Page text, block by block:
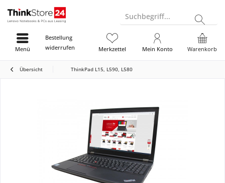
Suchbegriff...
Bestellung
widerrufen
Warenkorb
Merkzettel Mein Konto
Menü
Übersicht ThinkPad L15, L590, L580